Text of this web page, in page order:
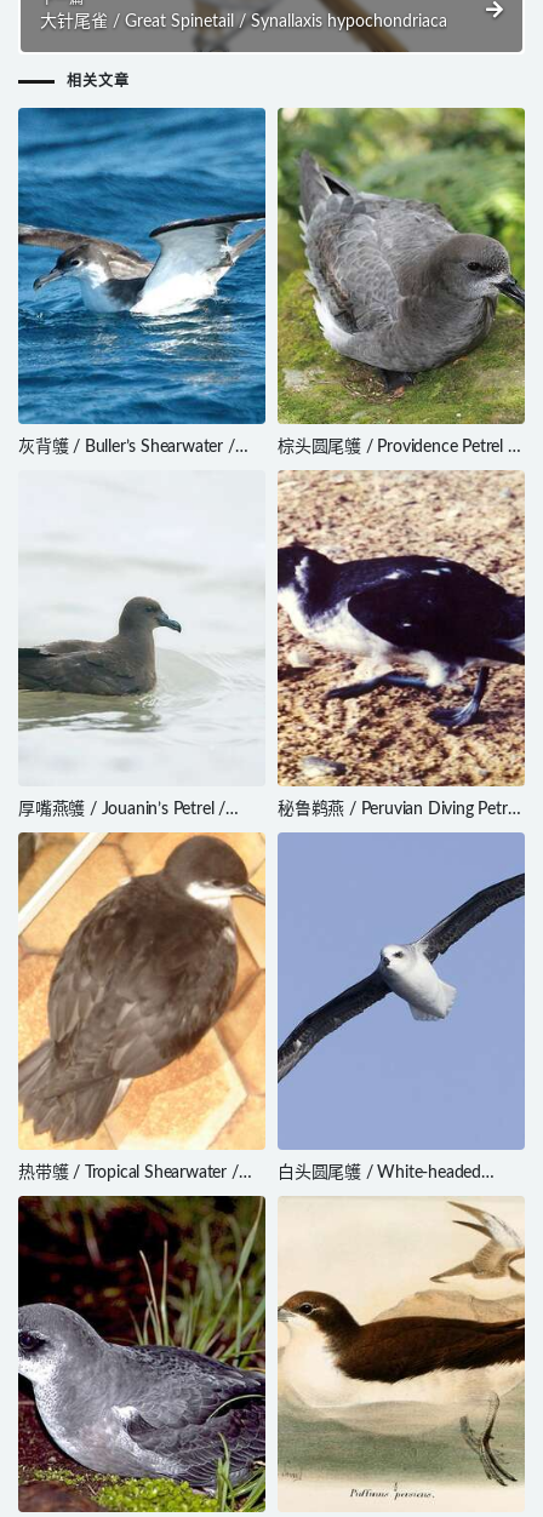
大针尾雀 / Great Spinetail / Synallaxis hypochondriaca
相关文章
灰背鹱 / Buller’s Shearwater /
棕头圆尾鹱 / Providence Petrel /
Pterodroma solandri
厚嘴燕鹱 / Jouanin’s Petrel /
Bulweria fallax
秘鲁鹈燕 / Peruvian Diving Petrel
/ Pelecanoides garnotii
热带鹱 / Tropical Shearwater /
Puffinus bailloni
白头圆尾鹱 / White-headed
Petrel / Pterodroma lessonii